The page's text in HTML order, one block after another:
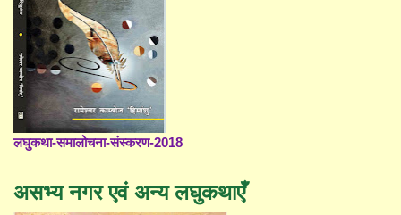
लघुकथा-समालोचना-संस्करण-2018
असभ्य नगर एवं अन्य लघुकथाएँ